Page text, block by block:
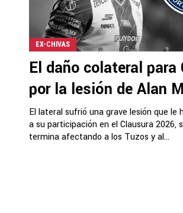
EX-CHIVAS
El daño colateral para
por la lesión de Alan
El lateral sufrió una grave lesión que le
a su participación en el Clausura 2026,
termina afectando a los Tuzos y al...